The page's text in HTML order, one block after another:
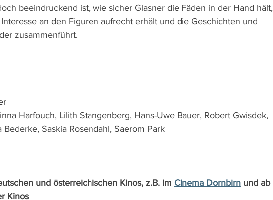
beeindruckend ist, wie sicher Glasner die Fäden in der Hand hält,
an den Figuren aufrecht erhält und die Geschichten und
zusammenführt.
Harfouch, Lilith Stangenberg, Hans-Uwe Bauer, Robert Gwisdek,
Bederke, Saskia Rosendahl, Saerom Park
und österreichischen Kinos, z.B. im Cinema Dornbirn und ab
Kinos